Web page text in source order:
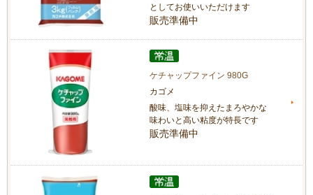
としてお使いいただけます
販売準備中
ケチャップファイン 980G
カゴメ
酸味、塩味を抑えたまろやかな
味わいと高い粘度が特長です
販売準備中